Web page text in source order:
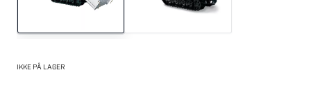
IKKE PÅ LAGER